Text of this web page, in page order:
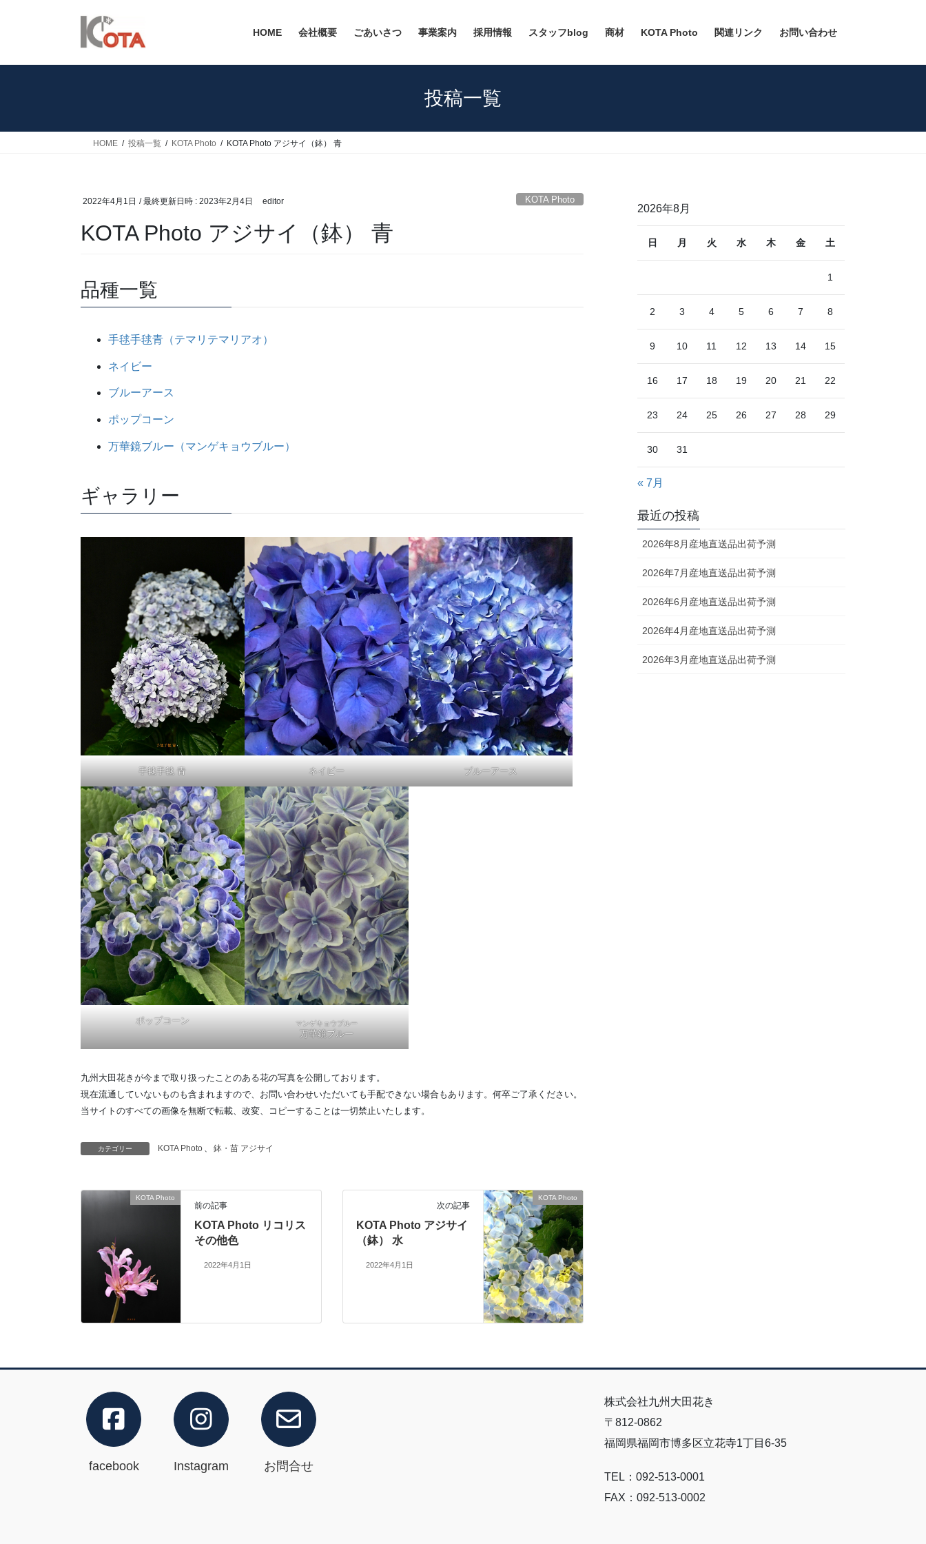
HOME 会社概要 ごあいさつ 事業案内 採用情報 スタッフblog 商材 KOTA Photo 関連リンク お問い合わせ
投稿一覧
HOME 投稿一覧 KOTA Photo KOTA Photo アジサイ（鉢） 青
2022年4月1日 / 最終更新日時 : 2023年2月4日 editor KOTA Photo
KOTA Photo アジサイ（鉢） 青
品種一覧
手毬手毬青（テマリテマリアオ）
ネイビー
ブルーアース
ポップコーン
万華鏡ブルー（マンゲキョウブルー）
ギャラリー
手毬手毬 青 ネイビー ブルーアース
ポップコーン マンゲキョウブルー
万華鏡ブルー
九州大田花きが今まで取り扱ったことのある花の写真を公開しております。
現在流通していないものも含まれますので、お問い合わせいただいても手配できない場合もあります。何卒ご了承ください。
当サイトのすべての画像を無断で転載、改変、コピーすることは一切禁止いたします。
カテゴリー KOTA Photo 、 鉢・苗 アジサイ
KOTA Photo
前の記事
KOTA Photo リコリス
その他色
2022年4月1日
KOTA Photo
次の記事
KOTA Photo アジサイ
（鉢） 水
2022年4月1日
2026年8月
日 月 火 水 木 金 土
1
2 3 4 5 6 7 8
9 10 11 12 13 14 15
16 17 18 19 20 21 22
23 24 25 26 27 28 29
30 31
« 7月
最近の投稿
2026年8月産地直送品出荷予測
2026年7月産地直送品出荷予測
2026年6月産地直送品出荷予測
2026年4月産地直送品出荷予測
2026年3月産地直送品出荷予測
facebook Instagram お問合せ
株式会社九州大田花き
〒812-0862
福岡県福岡市博多区立花寺1丁目6-35
TEL：092-513-0001
FAX：092-513-0002